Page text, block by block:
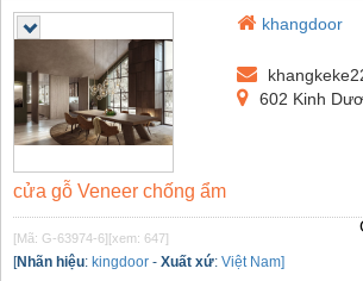
khangdoor
602 Kinh
cửa gỗ Veneer chống ẩm
[Mã: G-63974-6] [xem: 647]
[Nhãn hiệu: kingdoor - Xuất xứ: Việt Nam]